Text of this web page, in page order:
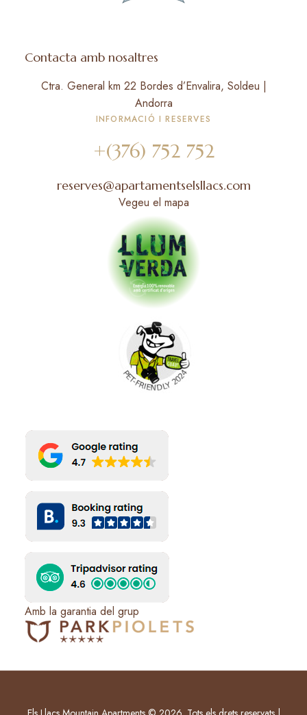
Contacta amb nosaltres
Ctra. General km 22 Bordes d’Envalira, Soldeu |
Andorra
INFORMACIÓ I RESERVES
+(376) 752 752
reserves@apartamentselsllacs.com
Vegeu el mapa
Amb la garantia del grup